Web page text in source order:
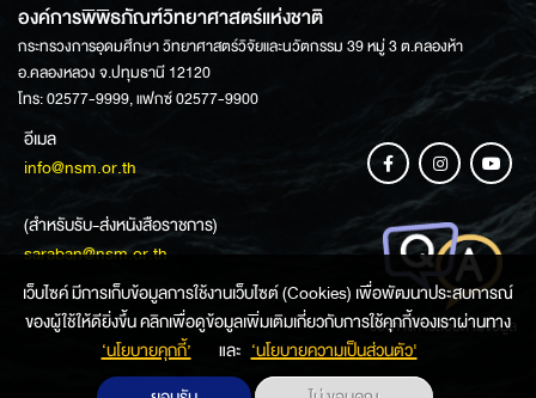
องค์การพิพิธภัณฑ์วิทยาศาสตร์แห่งชาติ
กระทรวงการอุดมศึกษา วิทยาศาสตร์วิจัยและนวัตกรรม 39 หมู่ 3 ต.คลองห้า
อ.คลองหลวง จ.ปทุมธานี 12120
โทร: 02577-9999, แฟกซ์ 02577-9900
อีเมล
info@nsm.or.th
(สำหรับรับ-ส่งหนังสือราชการ)
saraban@nsm.or.th
ช่องทางการสอบถามข้อมูล
เว็บไซค์ มีการเก็บข้อมูลการใช้งานเว็บไซต์ (Cookies) เพื่อพัฒนาประสบการณ์
ของผู้ใช้ให้ดียิ่งขึ้น คลิกเพื่อดูข้อมูลเพิ่มเติมเกี่ยวกับการใช้คุกกี้ของเราผ่านทาง
‘นโยบายคุกกี้’
และ ‘นโยบายความเป็นส่วนตัว'